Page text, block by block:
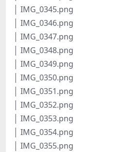
│ IMG_0345.png
│ IMG_0346.png
│ IMG_0347.png
│ IMG_0348.png
│ IMG_0349.png
│ IMG_0350.png
│ IMG_0351.png
│ IMG_0352.png
│ IMG_0353.png
│ IMG_0354.png
│ IMG_0355.png